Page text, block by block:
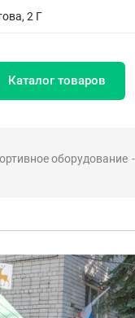
2 Г
Каталог товаров
оборудование